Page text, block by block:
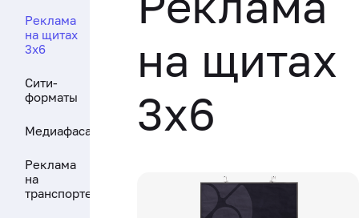
Реклама
на щитах
3x6
Сити-
форматы
Медиафасады
Реклама
на
транспорте
на щитах
3x6